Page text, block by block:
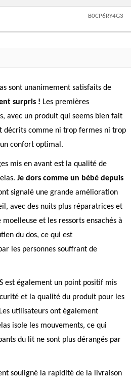
B0CP6RY4G3
sont unanimement satisfaits de
surpris ! Les premières
avec un produit qui seems bien fait
décrits comme ni trop fermes ni trop
confort optimal.
mis en avant est la qualité de
Je dors comme un bébé depuis
signalé une grande amélioration
avec des nuits plus réparatrices et
et les ressorts ensachés à
du dos, ce qui est
les personnes souffrant de
est également un point positif mis
et la qualité du produit pour les
utilisateurs ont également
isole les mouvements, ce qui
du lit ne sont plus dérangés par
souligné la rapidité de la livraison